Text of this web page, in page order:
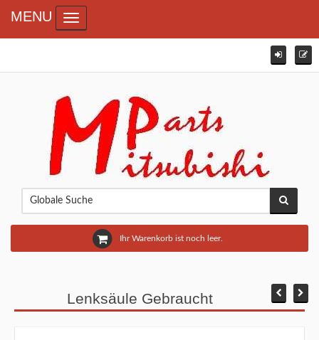
Ihr Warenkorb ist noch leer.
MENU Toggle navigation
Lenksäule Gebraucht